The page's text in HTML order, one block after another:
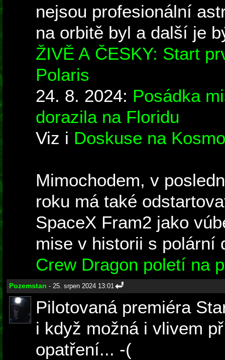
nejsou profesionální
na orbitě byl a další je
ŽIVĚ A ČESKY: Start
Polaris
24. 8. 2024: Posádka
dorazila na Floridu
Viz i Doskuse na
Mimochodem, v
roku má také
SpaceX Fram2 jako
mise v historii s polární
Crew Dragon poletí na
Pozemstan - 25. srpen 2024 13:01
Pilotovaná premiéra
i když možná i vlivem
opatření... -(